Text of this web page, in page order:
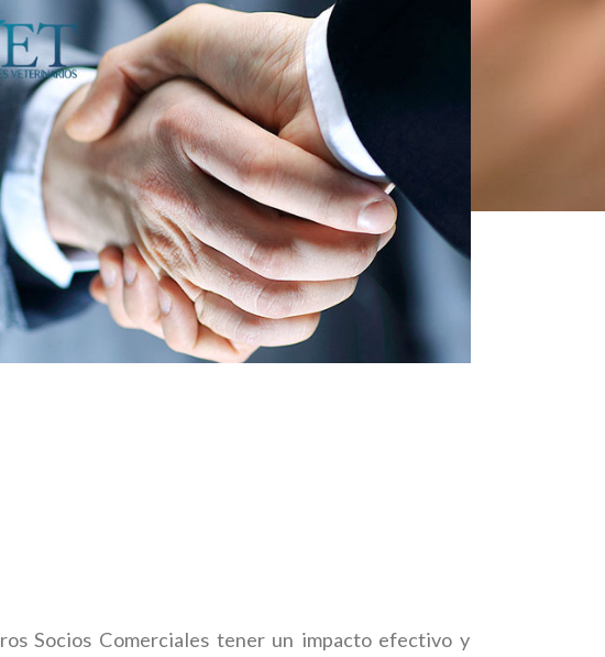
Socios Comerciales tener un impacto efectivo y